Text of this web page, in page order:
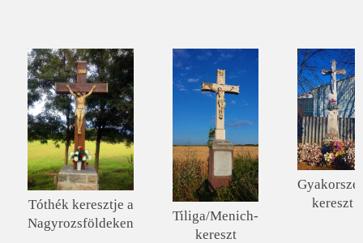
Tóthék keresztje a
Nagyrozsföldeken
Tiliga/Menich-
kereszt
kereszt